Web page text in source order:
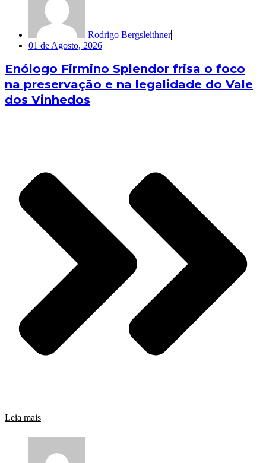
Rodrigo Bergsleithner
01 de Agosto, 2026
Enólogo Firmino Splendor frisa o foco
na preservação e na legalidade do Vale
dos Vinhedos
Leia mais